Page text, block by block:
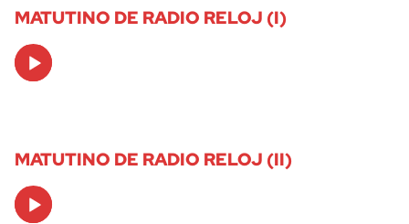
MATUTINO DE RADIO RELOJ (I)
Audio
Player
MATUTINO DE RADIO RELOJ (II)
Audio
Player